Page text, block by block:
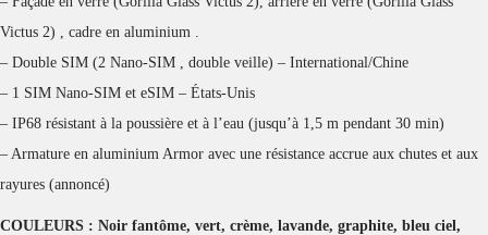
Victus 2) , cadre en aluminium .
– Double SIM (2 Nano-SIM , double veille) – International/Chine
– 1 SIM Nano-SIM et eSIM – États-Unis
– IP68 résistant à la poussière et à l’eau (jusqu’à 1,5 m pendant 30 min)
– Armature en aluminium Armor avec une résistance accrue aux chutes et aux
rayures (annoncé)
COULEURS : Noir fantôme, vert, crème, lavande, graphite, bleu ciel,